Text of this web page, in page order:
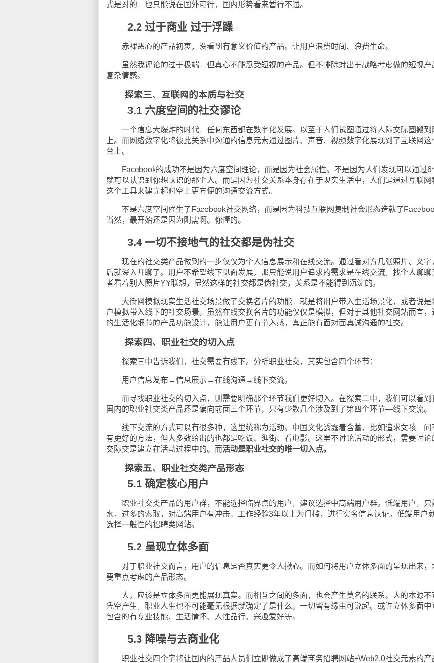
式是对的，也只能说在国外可行，国内形势看来暂行不通。
2.2 过于商业 过于浮躁
赤裸恶心的产品初衷，没看到有意义价值的产品。让用户浪费时间、浪费生命。
虽然我评论的过于极端，但真心不能忍受短视的产品。但不排除对出于战略考虑做的短视产
复杂情感。
探索三、互联网的本质与社交
3.1 六度空间的社交谬论
一个信息大爆炸的时代，任何东西都在数字化发展。以至于人们试图通过将人际交际圈搬到
上。而网络数字化将彼此关系中沟通的信息元素通过图片、声音、视频数字化展现到了互联网这
台上。
Facebook的成功不是因为六度空间理论，而是因为社会属性。不是因为人们发现可以通过6
就可以认识到你想认识的那个人。而是因为社交关系本身存在于现实生活中，人们是通过互联网
这个工具来建立起时空上更方便的沟通交流方式。
不是六度空间催生了 Facebook社交网络，而是因为科技互联网复制社会形态造就了
当然，最开始还是因为刚需啊。你懂的。
3.4 一切不接地气的社交都是伪社交
现在的社交类产品做到的一步仅仅为个人信息展示和在线交流。通过看对方几张照片、文字
后就深入开聊了。用户不希望线下见面发展，那只能说用户追求的需求是在线交流，找个人聊聊
者看着别人照片YY联想，显然这样的社交都是伪社交，关系是不能得到沉淀的。
大街网模拟现实生活社交场景做了交换名片的功能，就是将用户带入生活场景化，或者说是
户模拟带入线下的社交场景。虽然在线交换名片的功能仅仅是模拟，但对于其他社交网站而言，
的生活化细节的产品功能设计，能让用户更有带入感，真正能有面对面真诚沟通的社交。
探索四、职业社交的切入点
探索三中告诉我们，社交需要有线下。分析职业社交，其实包含四个环节：
用户信息发布→信息展示→在线沟通→线下交流。
而寻找职业社交的切入点，则需要明确那个环节我们更好切入。在探索二中，我们可以看到
国内的职业社交类产品还是偏向前面三个环节。只有少数几个涉及到了第四个环节—线下交流。
线下交流的方式可以有很多种，这里统称为活动。中国文化透露着含蓄，比如追求女孩，问
有更好的方法，但大多数给出的也都是吃饭、逛街、看电影。这里不讨论活动的形式，需要讨论
交际交是建立在活动过程中的。而活动是职业社交的唯一切入点。
探索五、职业社交类产品形态
5.1 确定核心用户
职业社交类产品的用户群，不能选择临界点的用户，建议选择中高端用户群。低端用户，只
水，过多的索取，对高端用户有冲击。工作经验3年以上为门槛，进行实名信息认证。低端用户
选择一般性的招聘类网站。
5.2 呈现立体多面
对于职业社交而言，用户的信息是否真实更令人揪心。而如何将用户立体多面的呈现出来，
要重点考虑的产品形态。
人，应该是立体多面更能展现真实。而相互之间的多面，也会产生莫名的联系。人的本源不
凭空产生，职业人生也不可能毫无根据就确定了是什么。一切皆有缘由可说起。或许立体多面中
包含的有专业技能、生活情怀、人性品行、兴趣爱好等。
5.3 降噪与去商业化
职业社交四个字将让国内的产品人员们立即做成了高端商务招聘网站+Web2.0社交元素的产